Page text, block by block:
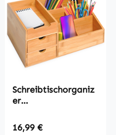
Schreibtischorganiz
er
Büro Box
Regulärer Preis:
16,99 €